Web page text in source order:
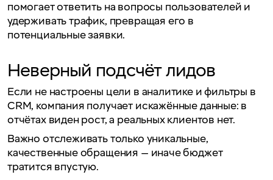
помогает ответить на вопросы пользователей и
удерживать трафик, превращая его в
потенциальные заявки.
Неверный подсчёт лидов
Если не настроены цели в аналитике и фильтры в
CRM, компания получает искажённые данные: в
отчётах виден рост, а реальных клиентов нет.
Важно отслеживать только уникальные,
качественные обращения — иначе бюджет
тратится впустую.